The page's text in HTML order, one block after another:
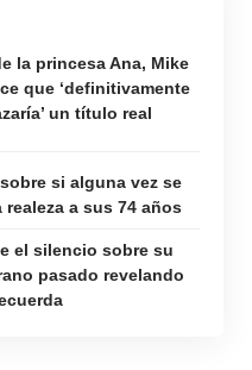
la princesa Ana, Mike
que ‘definitivamente
un título real
si alguna vez se
a sus 74 años
el silencio sobre su
pasado revelando